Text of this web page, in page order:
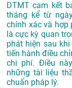
DTMT cam kết
tháng kể từ
chính xác và hợp
là cực kỳ quan
phát hiện sau
tiến hành điều
chi phí. Điều
những tài liệu
chuẩn pháp lý.